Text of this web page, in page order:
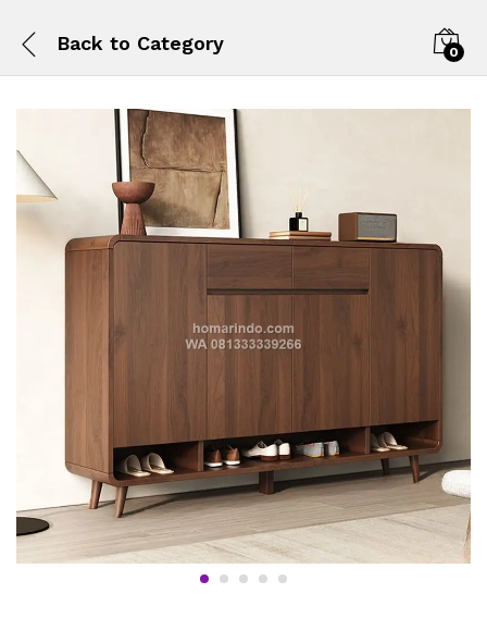
Back to Category 0